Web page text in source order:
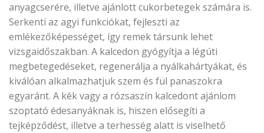
anyagcserére, illetve ajánlott cukorbetegek számára is.
Serkenti az agyi funkciókat, fejleszti az
emlékezőképességet, így remek társunk lehet
vizsgaidőszakban. A kalcedon gyógyítja a légúti
megbetegedéseket, regenerálja a nyálkahártyákat, és
kiválóan alkalmazhatjuk szem és fül panaszokra
egyaránt. A kék vagy a rózsaszín kalcedont ajánlom
szoptató édesanyáknak is, hiszen elősegíti a
tejképződést, illetve a terhesség alatt is viselhető